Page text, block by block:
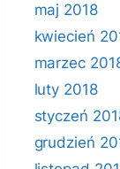
maj 2018
kwiecień
marzec
luty 2018
styczeń
grudzień